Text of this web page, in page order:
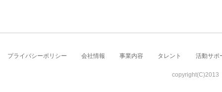
プライバシーポリシー 会社情報 事業内容 タレント 活動サポ
copyright(C)2013